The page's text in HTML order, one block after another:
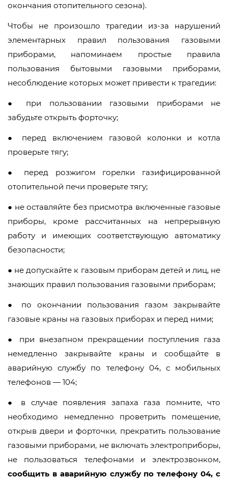
окончания отопительного сезона).
Чтобы не произошло трагедии из-за нарушений
элементарных правил пользования газовыми
приборами, напоминаем простые правила
пользования бытовыми газовыми приборами,
несоблюдение которых может привести к трагедии:
● при пользовании газовыми приборами не
забудьте открыть форточку;
● перед включением газовой колонки и котла
проверьте тягу;
● перед розжигом горелки газифицированной
отопительной печи проверьте тягу;
● не оставляйте без присмотра включенные газовые
приборы, кроме рассчитанных на непрерывную
работу и имеющих соответствующую автоматику
безопасности;
● не допускайте к газовым приборам детей и лиц, не
знающих правил пользования газовыми приборам;
● по окончании пользования газом закрывайте
газовые краны на газовых приборах и перед ними;
● при внезапном прекращении поступления газа
немедленно закрывайте краны и сообщайте в
аварийную службу по телефону 04, с мобильных
телефонов — 104;
● в случае появления запаха газа помните, что
необходимо немедленно проветрить помещение,
открыв двери и форточки, прекратить пользование
газовыми приборами, не включать электроприборы,
не пользоваться телефонами и электрозвонком,
сообщить в аварийную службу по телефону 04, с